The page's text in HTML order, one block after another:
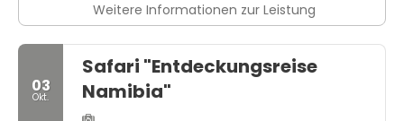
Weitere Informationen zur Leistung
03
Okt.
Safari "Entdeckungsreise
Namibia"